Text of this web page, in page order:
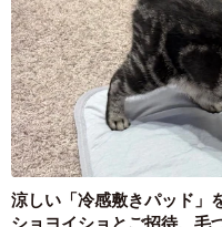
涼しい「冷感敷きパッド」